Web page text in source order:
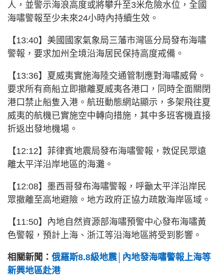
人，並警示海浪高度或將攀升至3米危險水位，全國
海嘯警報至少未來24小時內持續生效。
【13:40】美國國家氣象局三藩市灣區分局發布海嘯
警報，要求加州全境沿海居民保持高度戒備。
【13:36】 夏威夷實施海陸交通管制應對海嘯威脅。
要求所有商船立即撤離夏威夷各港口，同時全面關閉
港口禁止船隻入港。航班動態網站顯示，多架飛往夏
威夷的航機已實施空中轉向措施，其中多班客機直接
折返出發地機場。
【12:12】菲律賓地震局發布海嘯警報，敦促民眾遠
離太平洋沿岸地區的海灘。
【12:08】墨西哥發布海嘯警報，呼籲太平洋沿岸民
眾撤離至高地避險。地方政府正協力疏散海岸區域。
【11:50】內地自然資源部海嘯預警中心發布海嘯黃
色警報，預計上海、浙江等沿海地區將受到影響。
相關新聞： 俄羅斯8.8級地震│內地發海嘯警報上海等
新興地區赴港